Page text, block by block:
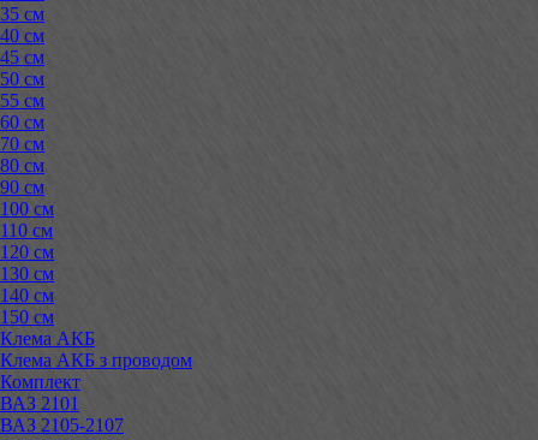
35 см
40 см
45 см
50 см
55 см
60 см
70 см
80 см
90 см
100 см
110 см
120 см
130 см
140 см
150 см
Клема АКБ
Клема АКБ з проводом
Комплект
ВАЗ 2101
ВАЗ 2105-2107